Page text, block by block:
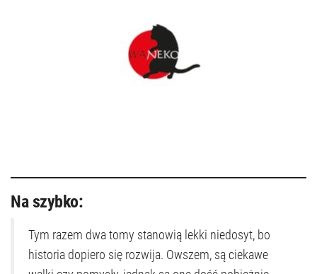
Na szybko:
Tym razem dwa tomy stanowią lekki niedosyt, bo
historia dopiero się rozwija. Owszem, są ciekawe